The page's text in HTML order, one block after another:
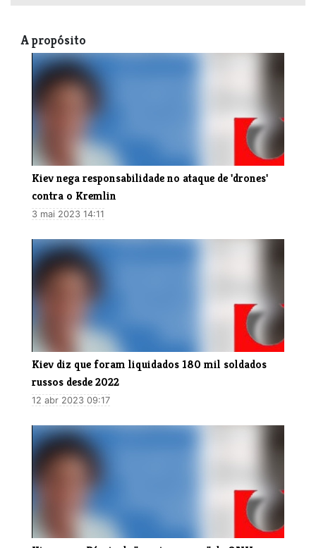
A propósito
Kiev nega responsabilidade no ataque de 'drones'
contra o Kremlin
3 mai 2023 14:11
Kiev diz que foram liquidados 180 mil soldados
russos desde 2022
12 abr 2023 09:17